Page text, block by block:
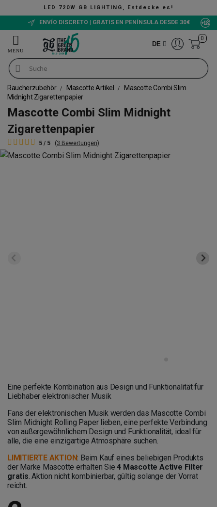
LED 720W GB LIGHTING, Entdecke es!
ENVÍO DISCRETO | GRATIS EN PENÍNSULA DESDE 30€
DE
0
Raucherzubehör Mascotte Artikel
Mascotte Combi Slim
Midnight Zigarettenpapier
Mascotte Combi Slim Midnight
Zigarettenpapier
5 / 5 (3 Bewertungen)
Eine perfekte Kombination aus Design und Funktionalität für
Liebhaber elektronischer Musik
Fans der elektronischen Musik werden das Mascotte Combi
Slim Midnight Rolling Paper lieben, eine perfekte Verbindung
von außergewöhnlichem Design und Funktionalität, ideal für
alle, die eine einzigartige Atmosphäre suchen.
LIMITIERTE AKTION: Beim Kauf eines beliebigen Produkts
der Marke Mascotte erhalten Sie4 Mascotte Active Filter
gratis. Aktion nicht kombinierbar, gültig solange der Vorrat
reicht.